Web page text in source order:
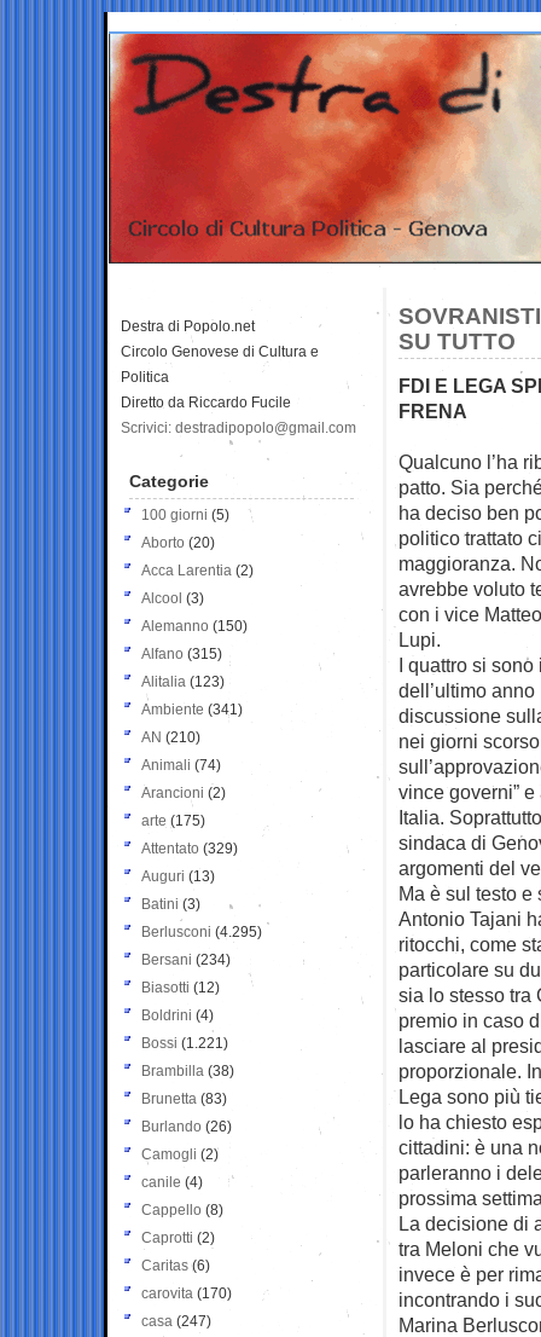
SU TUTTO
FDI E LEGA
FRENA
Qualcuno l’ha
patto. Sia
ha deciso ben
politico trattato
maggioranza.
avrebbe voluto
con i vice
Lupi.
I quattro si sono
dell’ultimo
discussione
nei giorni
vince governi”
Italia.
sindaca di
argomenti del
Ma è sul testo e
Antonio Tajani
ritocchi, come
particolare su
sia lo stesso tra
premio in caso
lasciare al
proporzionale.
Lega sono più
lo ha chiesto
cittadini: è una
parleranno i
prossima
La decisione di
tra Meloni che
invece è per
incontrando i
Marina
Destra di Popolo.net
Circolo Genovese di Cultura e
Politica
Diretto da Riccardo Fucile
Scrivici: destradipopolo@gmail.com
Categorie
100 giorni (5)
Aborto (20)
Acca Larentia (2)
Alcool (3)
Alemanno (150)
Alfano (315)
Alitalia (123)
Ambiente (341)
AN (210)
Animali (74)
Arancioni (2)
arte (175)
Attentato (329)
Auguri (13)
Batini (3)
Berlusconi (4.295)
Bersani (234)
Biasotti (12)
Boldrini (4)
Bossi (1.221)
Brambilla (38)
Brunetta (83)
Burlando (26)
Camogli (2)
canile (4)
Cappello (8)
Caprotti (2)
Caritas (6)
carovita (170)
casa (247)